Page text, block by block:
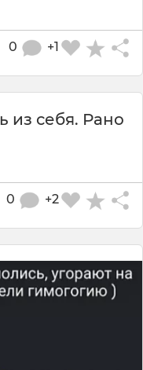
+1
0
из себя. Рано
+2
0